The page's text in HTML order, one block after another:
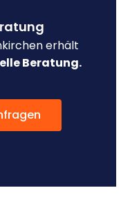
erhält
Beratung.